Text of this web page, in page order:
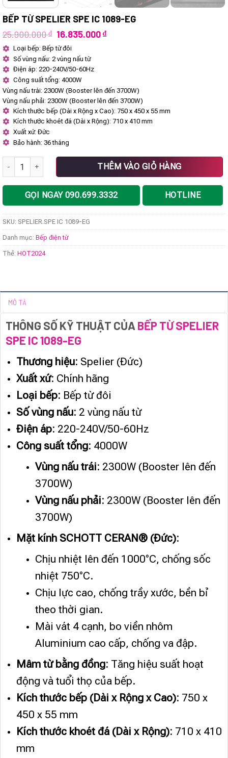
BẾP TỪ SPELIER SPE IC 1089-EG
25.900.000₫ Giá
gốc
là:
25.900.000 ₫.
16.835.000₫Giá
Loại bếp: Bếp từ đôi
Số vùng nấu: 2 vùng nấu từ
Điện áp: 220-240V/50-60Hz
Công suất tổng: 4000W
Vùng nấu trái: 2300W (Booster lên đến 3700W)
Vùng nấu phải: 2300W (Booster lên đến 3700W)
Kích thước bếp (Dài x Rộng x Cao): 750 x 450 x 55 mm
Kích thước khoét đá (Dài x Rộng): 710 x 410 mm
Xuất xứ: Đức
Bảo hành: 36 tháng
BẾP TỪ SPELIER SPE IC 1089-EG số lượngTHÊM VÀO GIỎ HÀNG
GỌI NGAY 090.699.3332 HOTLINE
SKU: SPELIER.SPE IC 1089-EG
Danh mục: Bếp điện từ
Thẻ: HOT2024
MÔ TẢ
THÔNG SỐ KỸ THUẬT CỦA BẾP TỪ SPELIER
SPE IC 1089-EG
Thương hiệu: Spelier (Đức)
Xuất xứ: Chính hãng
Loại bếp: Bếp từ đôi
Số vùng nấu: 2 vùng nấu từ
Điện áp: 220-240V/50-60Hz
Công suất tổng: 4000W
Vùng nấu trái: 2300W (Booster lên đến
3700W)
Vùng nấu phải: 2300W (Booster lên đến
3700W)
Mặt kính SCHOTT CERAN® (Đức):
Chịu nhiệt lên đến 1000°C, chống sốc
nhiệt 750°C.
Chịu lực cao, chống trầy xước, bền bỉ
theo thời gian.
Mài vát 4 cạnh, bo viền nhôm
Aluminium cao cấp, chống va đập.
Mâm từ bằng đồng: Tăng hiệu suất hoạt
động và tuổi thọ của bếp.
Kích thước bếp (Dài x Rộng x Cao): 750 x
450 x 55 mm
Kích thước khoét đá (Dài x Rộng): 710 x 410
mm